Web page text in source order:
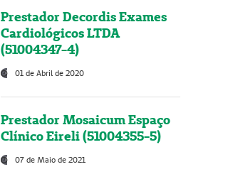
Prestador Decordis Exames
Cardiológicos LTDA
(51004347-4)
01 de Abril de 2020
Prestador Mosaicum Espaço
Clínico Eireli (51004355-5)
07 de Maio de 2021